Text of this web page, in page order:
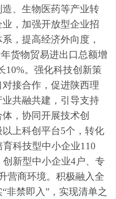
、生物医药等产业转
， 加强开放型企业招
，提高经济外向度，
货物贸易进出口总额增
10%。强化科技创新策
接合作，促进陕西理
共融共建，引导支持
，协同开展技术创
上科创平台5个，转化
科技型中小企业110
创新型中小企业4户、专
营商环境。积极融入全
“非禁即入” ，实现清单之